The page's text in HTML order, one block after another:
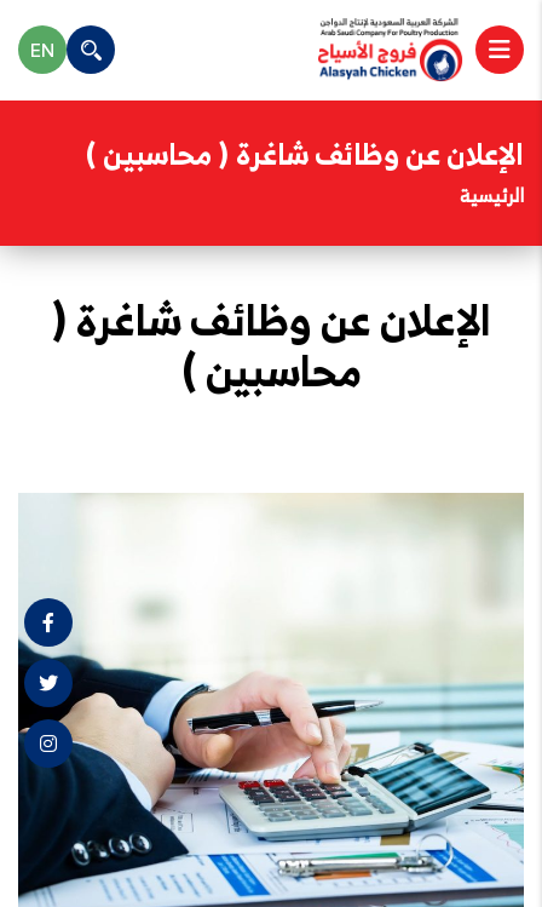
EN
الإعلان عن وظائف شاغرة ( محاسبين )
الرئيسية
الإعلان عن وظائف شاغرة (
محاسبين )